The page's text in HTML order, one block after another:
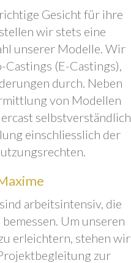
Gesicht für ihre
wir stets eine
unserer Modelle. Wir
(E-Castings),
durch. Neben
von Modellen
selbstverständlich
einschliesslich der
arbeitsintensiv, die
Um unseren
erleichtern, stehen wir
zur